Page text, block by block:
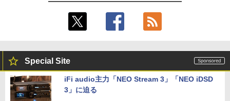
Special Site
iFi audio主力「NEO Stream 3」「NEO iDSD
3」に迫る